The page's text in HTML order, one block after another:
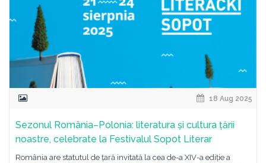
18 Aug 2025
Sezonul România–Polonia: literatura și cultura țării
noastre, celebrate la Festivalul Sopot Literar
România are statutul de țară invitată la cea de-a XIV-a ediție a